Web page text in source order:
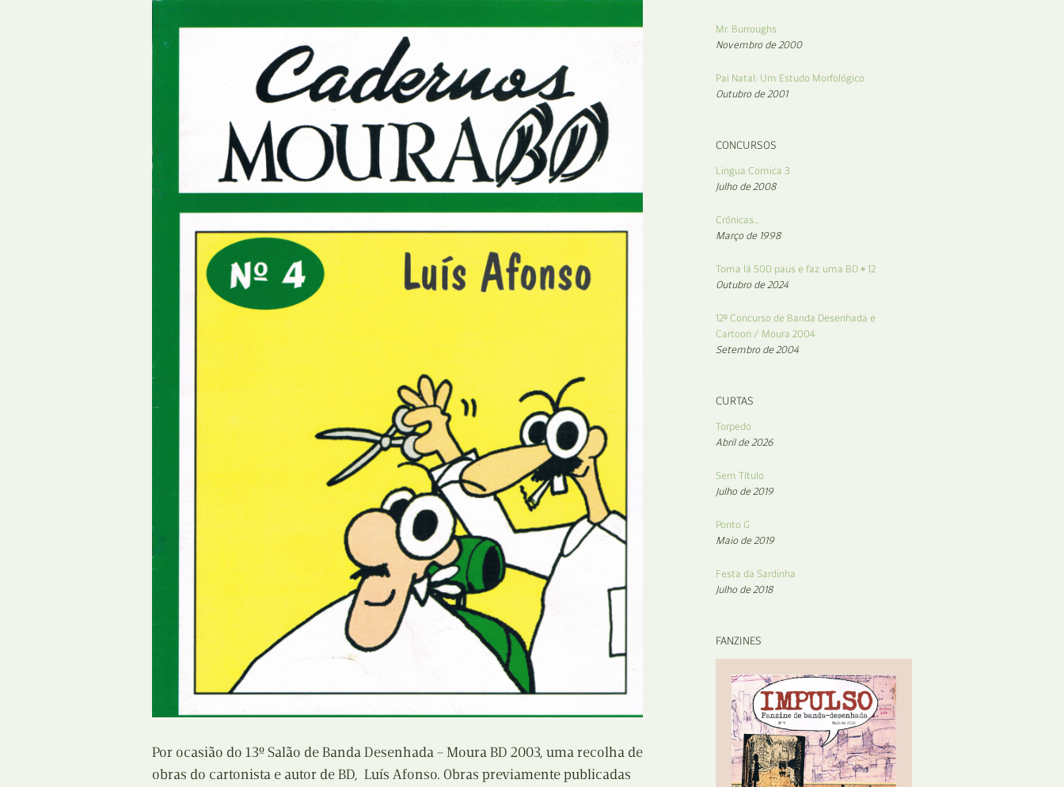
Concursos
Curtas
Edição Digital
Edição Portuguesa
Exposições e Eventos
Fanzines
Festivais e Salões
Internacional
Estudos
Óbitos
Para BD
Publicação Original
Prémios
Programas e Catálogos
Publicações em periódicos
Recolha
Reedição
Por ocasião do 13º Salão de Banda Desenhada – Moura BD 2003, uma recolha de
obras do cartonista e autor de BD, Luís Afonso. Obras previamente publicadas
Mr. Burroughs
Novembro de 2000
Pai Natal: Um Estudo Morfológico
Outubro de 2001
CONCURSOS
Lingua Comica 3
Julho de 2008
Crónicas…
Março de 1998
Toma lá 500 paus e faz uma BD # 12
Outubro de 2024
12º Concurso de Banda Desenhada e
Cartoon / Moura 2004
Setembro de 2004
CURTAS
Torpedo
Abril de 2026
Sem Título
Julho de 2019
Ponto G
Maio de 2019
Festa da Sardinha
Julho de 2018
FANZINES